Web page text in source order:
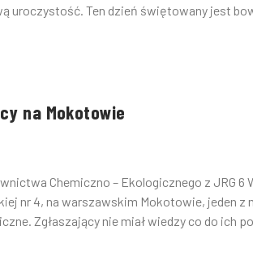
uroczystość. Ten dzień świętowany jest
na Mokotowie
Chemiczno – Ekologicznego z JRG 6
nr 4, na warszawskim Mokotowie, jeden
Zgłaszający nie miał wiedzy co do ich